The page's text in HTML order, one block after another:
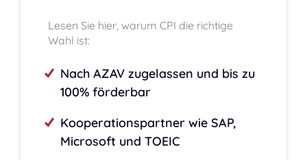
Lesen Sie hier, warum CPI die richtige
Wahl ist:
Nach AZAV zugelassen und bis zu
100% förderbar
Kooperationspartner wie SAP,
Microsoft und TOEIC